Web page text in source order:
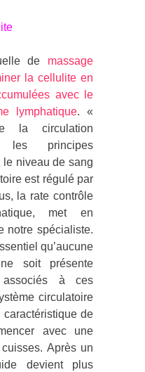
de massage
la cellulite en
avec le
lymphatique. «
la circulation
les principes
le niveau de sang
est régulé par
la rate contrôle
met en
notre spécialiste.
qu’aucune
soit présente
à ces
circulatoire
caractéristique de
avec une
Après un
devient plus